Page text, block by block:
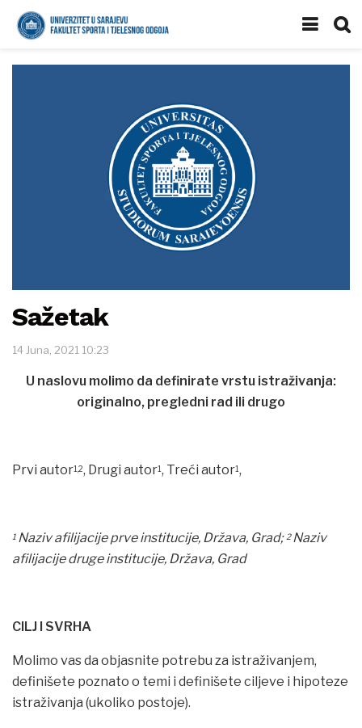
Sažetak
14 Juna, 2021 10:23
U naslovu molimo da definirate vrstu istraživanja:
originalno, pregledni rad ili drugo
Prvi autor1,2, Drugi autor1, Treći autor1,
1 Naziv afilijacije prve institucije, Država, Grad; 2Naziv
afilijacije druge institucije, Država, Grad
CILJ I SVRHA
Molimo vas da objasnite potrebu za istraživanjem,
definišete poznato o temi i definišete ciljeve i hipoteze
istraživanja (ukoliko postoje).